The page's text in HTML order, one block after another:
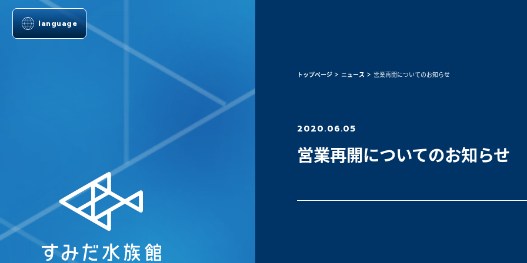
language
トップページ ニュース 営業再開についてのお知らせ
2020.06.05
営業再開についてのお知らせ